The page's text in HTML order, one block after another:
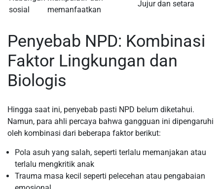
sosial
memanfaatkan
Jujur dan setara
Penyebab NPD: Kombinasi
Faktor Lingkungan dan
Biologis
Hingga saat ini, penyebab pasti NPD belum diketahui.
Namun, para ahli percaya bahwa gangguan ini dipengaruhi
oleh kombinasi dari beberapa faktor berikut:
Pola asuh yang salah, seperti terlalu memanjakan atau
terlalu mengkritik anak
Trauma masa kecil seperti pelecehan atau pengabaian